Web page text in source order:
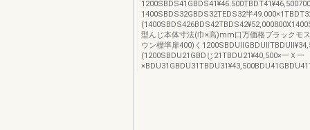
1400SBDS32GBDS32TEDS32半
型んじ本体寸法(巾×高)mm口万価格ブラックモ
ウン標準扉400)く
(1200SBDU21GBDじ21TBDU21¥40,500×一Ｘ一